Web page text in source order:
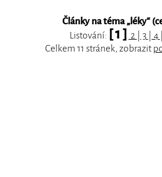
Články na téma „léky“
Listování: [ 1 ] 2 3 4
Celkem 11 stránek, zobrazit